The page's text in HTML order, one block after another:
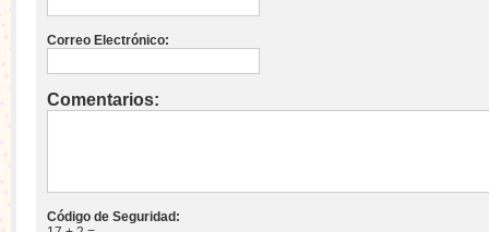
Correo Electrónico:
Comentarios:
Código de Seguridad: